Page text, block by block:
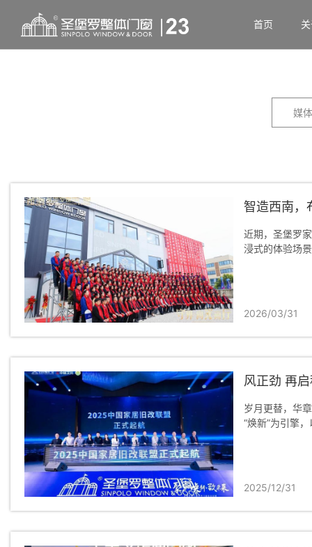
首页
媒
智造西南，
近期，圣堡罗
浸式的体验场
2026/03/31
风正劲 再
岁月更替，华
“焕新”为引擎
2025/12/31